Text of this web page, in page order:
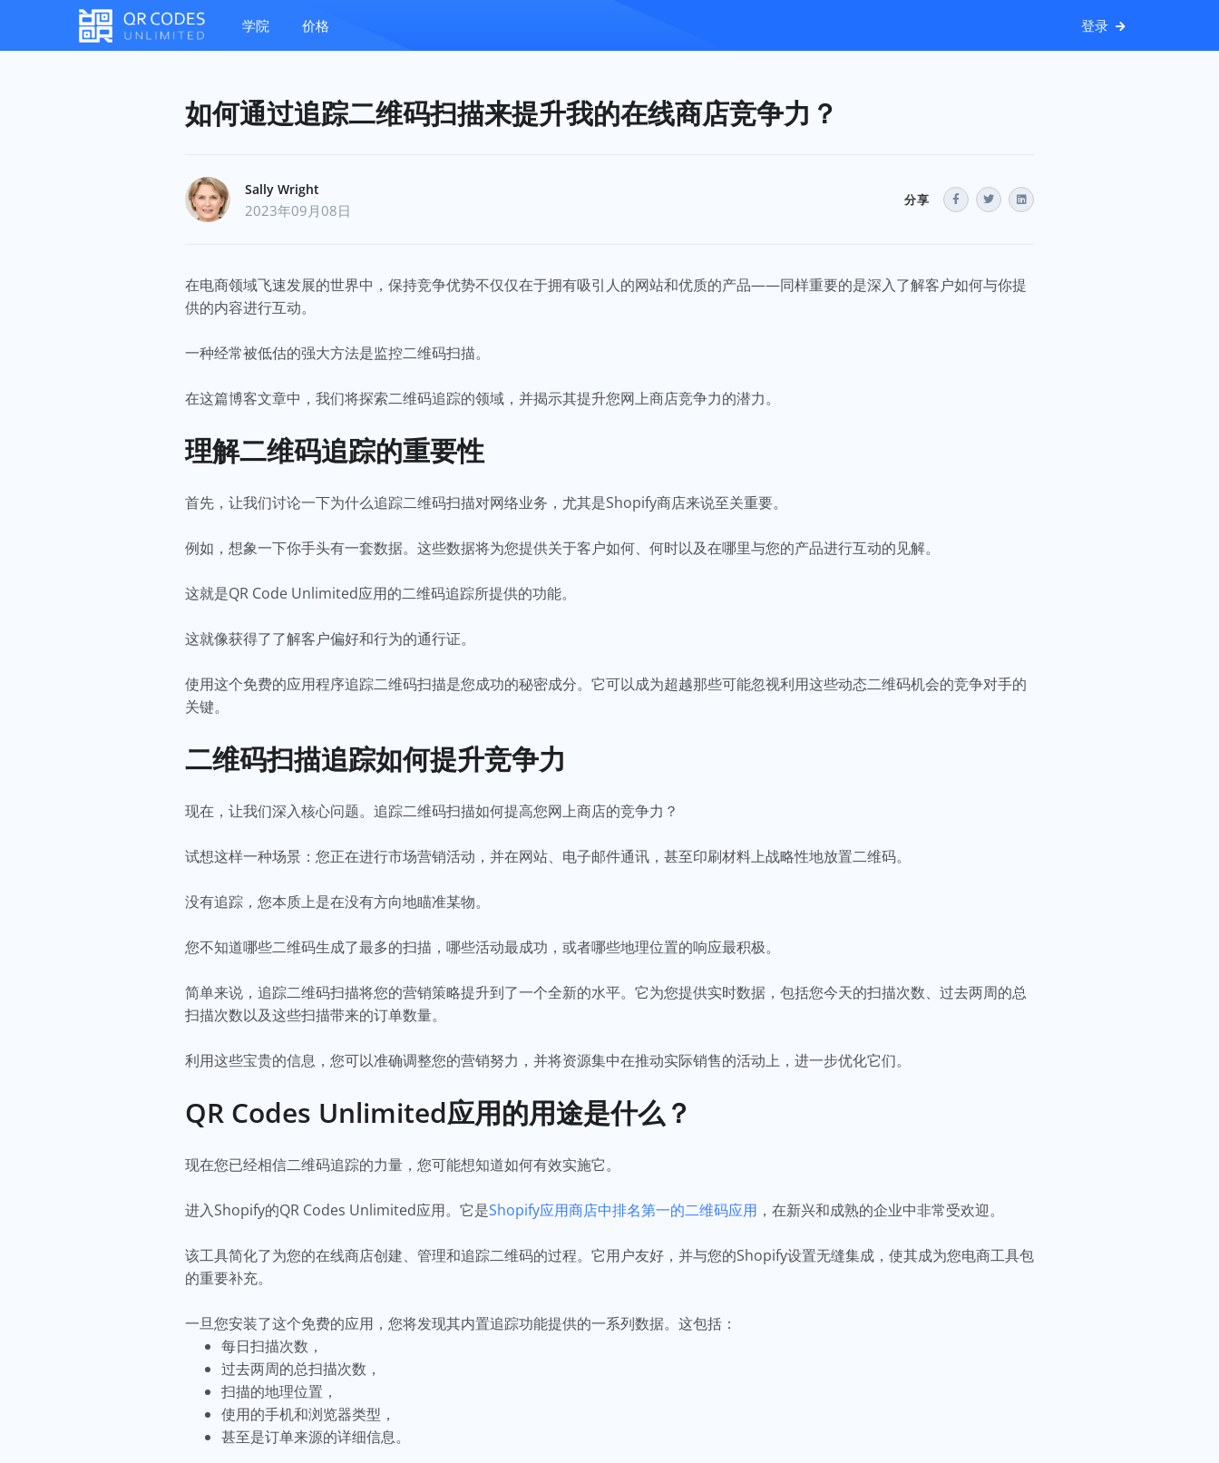
学院 价格 登录
如何通过追踪二维码扫描来提升我的在线商店竞争力？
Sally Wright
2023年09月08日
分享
在电商领域飞速发展的世界中，保持竞争优势不仅仅在于拥有吸引人的网站和优质的产品——同样重要的是深入了解客户如何与你提
供的内容进行互动。
一种经常被低估的强大方法是监控二维码扫描。
在这篇博客文章中，我们将探索二维码追踪的领域，并揭示其提升您网上商店竞争力的潜力。
理解二维码追踪的重要性
首先，让我们讨论一下为什么追踪二维码扫描对网络业务，尤其是Shopify商店来说至关重要。
例如，想象一下你手头有一套数据。这些数据将为您提供关于客户如何、何时以及在哪里与您的产品进行互动的见解。
这就是QR Code Unlimited应用的二维码追踪所提供的功能。
这就像获得了了解客户偏好和行为的通行证。
使用这个免费的应用程序追踪二维码扫描是您成功的秘密成分。它可以成为超越那些可能忽视利用这些动态二维码机会的竞争对手的
关键。
二维码扫描追踪如何提升竞争力
现在，让我们深入核心问题。追踪二维码扫描如何提高您网上商店的竞争力？
试想这样一种场景：您正在进行市场营销活动，并在网站、电子邮件通讯，甚至印刷材料上战略性地放置二维码。
没有追踪，您本质上是在没有方向地瞄准某物。
您不知道哪些二维码生成了最多的扫描，哪些活动最成功，或者哪些地理位置的响应最积极。
简单来说，追踪二维码扫描将您的营销策略提升到了一个全新的水平。它为您提供实时数据，包括您今天的扫描次数、过去两周的总
扫描次数以及这些扫描带来的订单数量。
利用这些宝贵的信息，您可以准确调整您的营销努力，并将资源集中在推动实际销售的活动上，进一步优化它们。
QR Codes Unlimited应用的用途是什么？
现在您已经相信二维码追踪的力量，您可能想知道如何有效实施它。
进入Shopify的QR Codes Unlimited应用。它是Shopify应用商店中排名第一的二维码应用 ，在新兴和成熟的企业中非常受欢迎。
该工具简化了为您的在线商店创建、管理和追踪二维码的过程。它用户友好，并与您的Shopify设置无缝集成，使其成为您电商工具包
的重要补充。
一旦您安装了这个免费的应用，您将发现其内置追踪功能提供的一系列数据。这包括：
每日扫描次数，
过去两周的总扫描次数，
扫描的地理位置，
使用的手机和浏览器类型，
甚至是订单来源的详细信息。